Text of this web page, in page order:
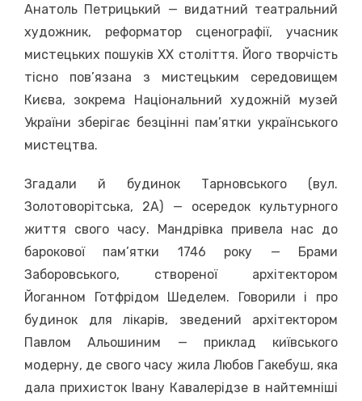
Анатоль Петрицький — видатний театральний
художник, реформатор сценографії, учасник
мистецьких пошуків ХХ століття. Його творчість
тісно пов’язана з мистецьким середовищем
Києва, зокрема Національний художній музей
України зберігає безцінні пам’ятки українського
мистецтва.
Згадали й будинок Тарновського (вул.
Золотоворітська, 2А) — осередок культурного
життя свого часу. Мандрівка привела нас до
барокової пам’ятки 1746 року — Брами
Заборовського, створеної архітектором
Йоганном Готфрідом Шеделем. Говорили і про
будинок для лікарів, зведений архітектором
Павлом Альошиним — приклад київського
модерну, де свого часу жила Любов Гакебуш, яка
дала прихисток Івану Кавалерідзе в найтемніші